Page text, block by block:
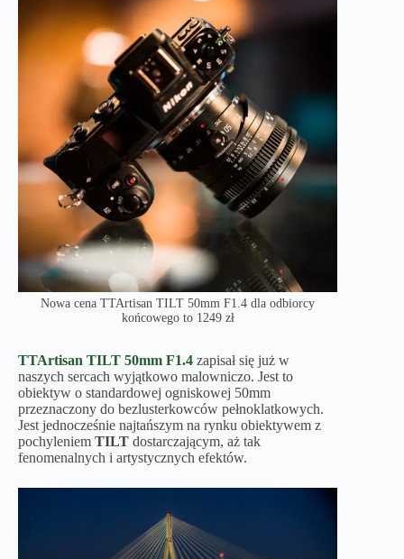
Nowa cena TTArtisan TILT 50mm F1.4 dla odbiorcy
końcowego to 1249 zł
TTArtisan TILT 50mm F1.4 zapisał się już w
naszych sercach wyjątkowo malowniczo. Jest to
obiektyw o standardowej ogniskowej 50mm
przeznaczony do bezlusterkowców pełnoklatkowych.
Jest jednocześnie najtańszym na rynku obiektywem z
pochyleniem TILT dostarczającym, aż tak
fenomenalnych i artystycznych efektów.